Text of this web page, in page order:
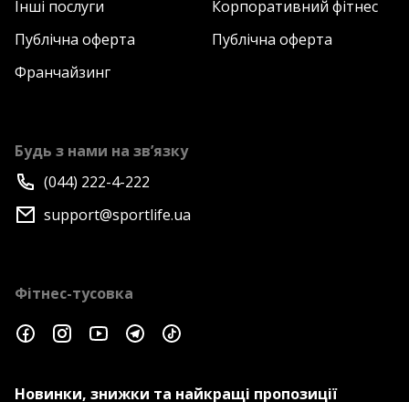
Інші послуги
Корпоративний фітнес
Публічна оферта
Публічна оферта
Франчайзинг
Будь з нами на зв’язку
(044) 222-4-222
support@sportlife.ua
Фітнес-тусовка
Новинки, знижки та найкращі пропозиції